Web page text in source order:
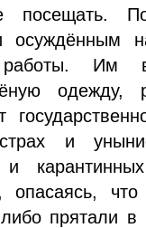
осуждённым
Им
одежду,
и
опасаясь,
прятали в